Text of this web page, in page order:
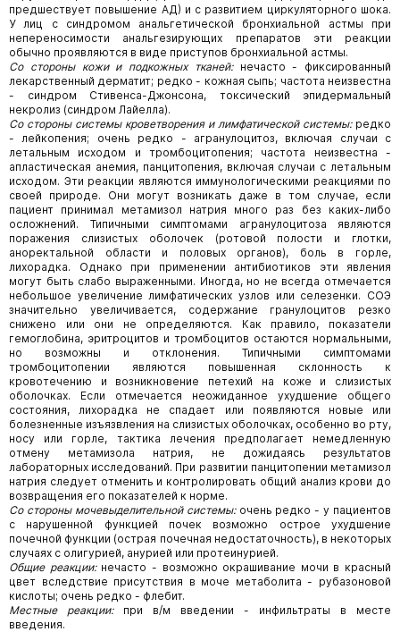
предшествует повышение АД) и с развитием циркуляторного шока.
У лиц с синдромом анальгетической бронхиальной астмы при
непереносимости анальгезирующих препаратов эти реакции
обычно проявляются в виде приступов бронхиальной астмы.
Со стороны кожи и подкожных тканей:нечасто - фиксированный
лекарственный дерматит; редко - кожная сыпь; частота неизвестна
- синдром Стивенса-Джонсона, токсический эпидермальный
некролиз (синдром Лайелла).
Со стороны системы кроветворения и лимфатической системы:редко
- лейкопения; очень редко - агранулоцитоз, включая случаи с
летальным исходом и тромбоцитопения; частота неизвестна -
апластическая анемия, панцитопения, включая случаи с летальным
исходом. Эти реакции являются иммунологическими реакциями по
своей природе. Они могут возникать даже в том случае, если
пациент принимал метамизол натрия много раз без каких-либо
осложнений. Типичными симптомами агранулоцитоза являются
поражения слизистых оболочек (ротовой полости и глотки,
аноректальной области и половых органов), боль в горле,
лихорадка. Однако при применении антибиотиков эти явления
могут быть слабо выраженными. Иногда, но не всегда отмечается
небольшое увеличение лимфатических узлов или селезенки. СОЭ
значительно увеличивается, содержание гранулоцитов резко
снижено или они не определяются. Как правило, показатели
гемоглобина, эритроцитов и тромбоцитов остаются нормальными,
но возможны и отклонения. Типичными симптомами
тромбоцитопении являются повышенная склонность к
кровотечению и возникновение петехий на коже и слизистых
оболочках. Если отмечается неожиданное ухудшение общего
состояния, лихорадка не спадает или появляются новые или
болезненные изъязвления на слизистых оболочках, особенно во рту,
носу или горле, тактика лечения предполагает немедленную
отмену метамизола натрия, не дожидаясь результатов
лабораторных исследований. При развитии панцитопении метамизол
натрия следует отменить и контролировать общий анализ крови до
возвращения его показателей к норме.
Со стороны мочевыделительной системы: очень редко - у пациентов
с нарушенной функцией почек возможно острое ухудшение
почечной функции (острая почечная недостаточность), в некоторых
случаях с олигурией, анурией или протеинурией.
Общие реакции:нечасто - возможно окрашивание мочи в красный
цвет вследствие присутствия в моче метаболита - рубазоновой
кислоты; очень редко - флебит.
Местные реакции:при в/м введении - инфильтраты в месте
введения.